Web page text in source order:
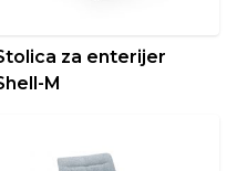
za enterijer
M